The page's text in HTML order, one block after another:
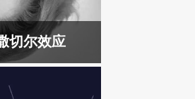
切尔效应